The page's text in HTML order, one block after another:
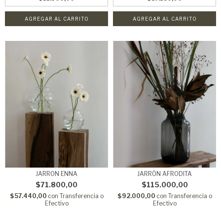
AGREGAR AL CARRITO AGREGAR AL CARRITO
JARRON ENNA
$71.800,00
$57.440,00 con Transferencia o
Efectivo
JARRÓN AFRODITA
$115.000,00
$92.000,00 con Transferencia o
Efectivo